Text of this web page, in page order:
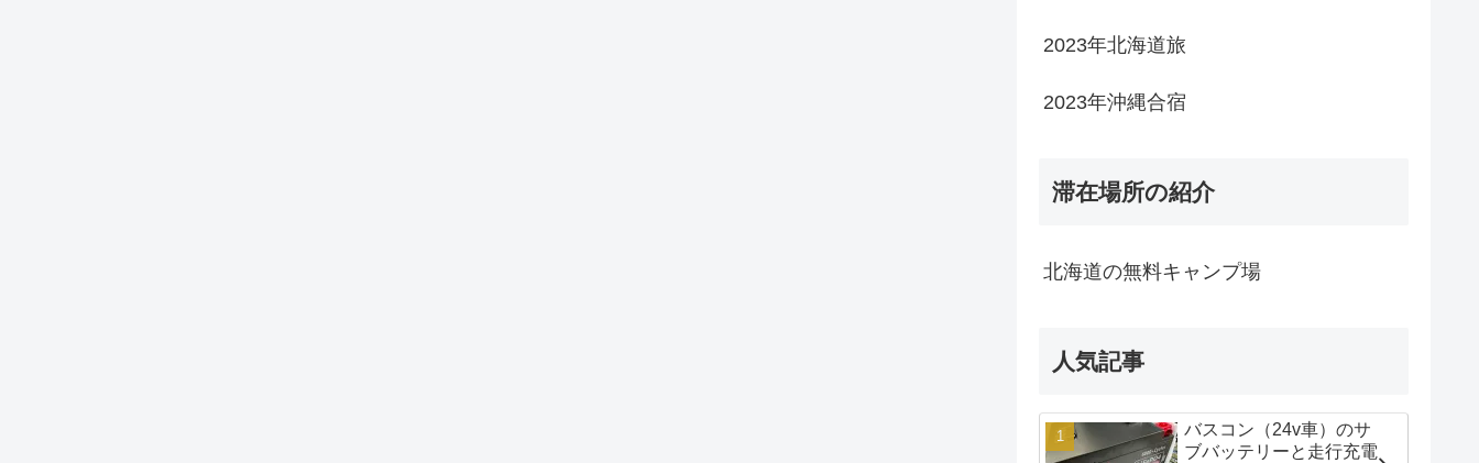
2023年北海道旅
2023年沖縄合宿
滞在場所の紹介
北海道の無料キャンプ場
人気記事
バスコン（24v車）のサ
ブバッテリーと走行充電